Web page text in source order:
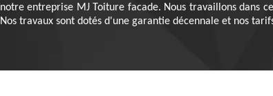
notre entreprise MJ Toiture facade. Nous travaillons dans
Nos travaux sont dotés d'une garantie décennale et nos